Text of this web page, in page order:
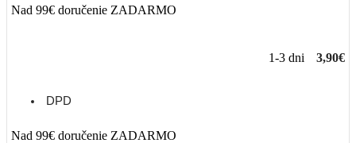
Nad 99€ doručenie ZADARMO
1-3 dni 3,90€
DPD
Nad 99€ doručenie ZADARMO